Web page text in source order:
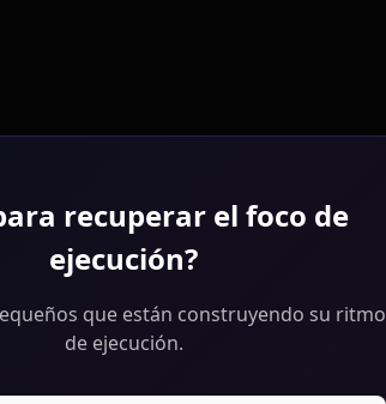
recuperar el foco de
ejecución?
que están construyendo su ritmo
de ejecución.